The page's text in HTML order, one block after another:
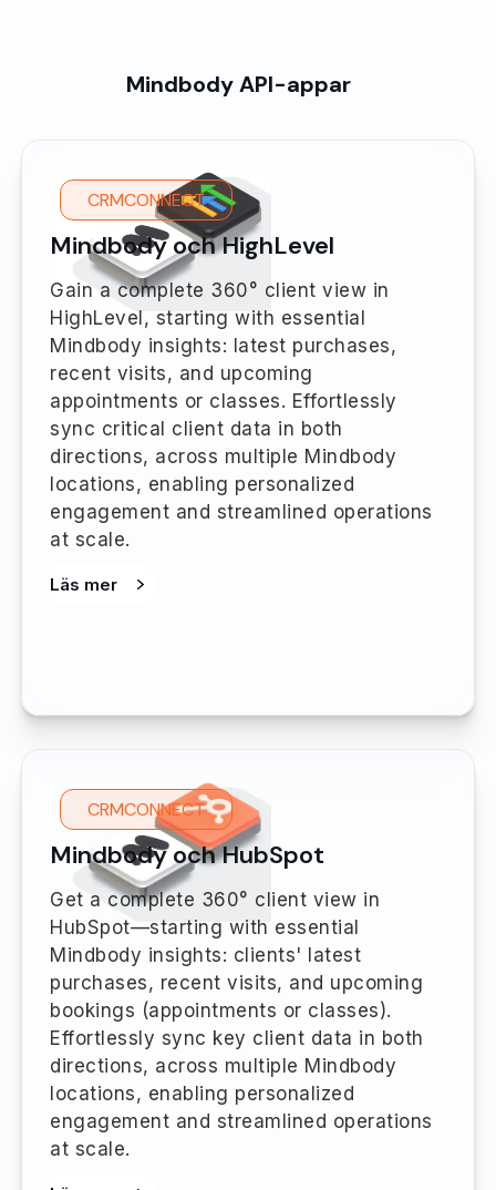
Mindbody API-appar
CRMCONNECT
Mindbody och HighLevel
Gain a complete 360° client view in
HighLevel, starting with essential
Mindbody insights: latest purchases,
recent visits, and upcoming
appointments or classes. Effortlessly
sync critical client data in both
directions, across multiple Mindbody
locations, enabling personalized
engagement and streamlined operations
at scale.
Läs mer
CRMCONNECT
Mindbody och HubSpot
Get a complete 360° client view in
HubSpot—starting with essential
Mindbody insights: clients' latest
purchases, recent visits, and upcoming
bookings (appointments or classes).
Effortlessly sync key client data in both
directions, across multiple Mindbody
locations, enabling personalized
engagement and streamlined operations
at scale.